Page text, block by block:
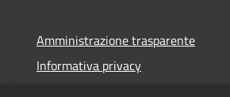
Amministrazione trasparente
Informativa privacy